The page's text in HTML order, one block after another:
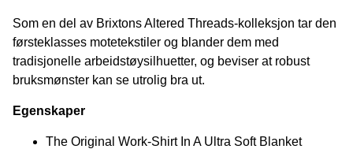
Som en del av Brixtons Altered Threads-kolleksjon tar den
førsteklasses motetekstiler og blander dem med
tradisjonelle arbeidstøysilhuetter, og beviser at robust
bruksmønster kan se utrolig bra ut.
Egenskaper
The Original Work-Shirt In A Ultra Soft Blanket